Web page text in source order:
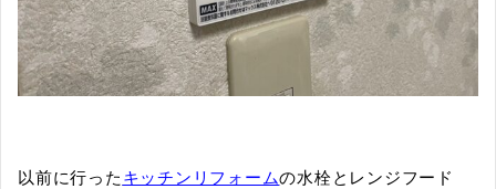
以前に行った キッチンリフォームの水栓とレンジフード